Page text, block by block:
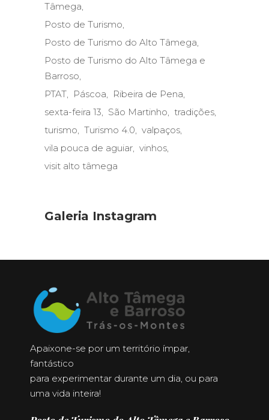
Tâmega
Posto de Turismo
Posto de Turismo do Alto Tâmega
Posto de Turismo do Alto Tâmega e
Barroso
PTAT
Páscoa
Ribeira de Pena
sexta-feira 13
São Martinho
tradições
turismo
Turismo 4.0
valpaços
vila pouca de aguiar vinhos
visit alto tâmega
Galeria Instagram
Apaixone-se por um território ímpar,
fantástico
para experimentar durante um dia, ou para
uma vida inteira!